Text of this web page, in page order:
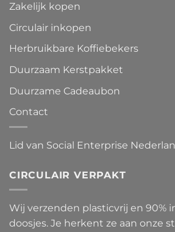
Zakelijk kopen
Circulair inkopen
Herbruikbare Koffiebekers
Duurzaam Kerstpakket
Duurzame Cadeaubon
Contact
Lid van Social Enterprise
CIRCULAIR VERPAKT
Wij verzenden plasticvrij en 90%
doosjes. Je herkent ze aan onze